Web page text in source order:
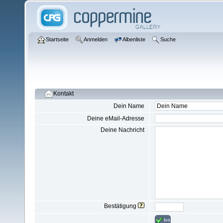
Startseite Anmelden Albenliste Suche
Kontakt
Dein Name
Deine eMail-Adresse
Deine Nachricht
Bestätigung
los